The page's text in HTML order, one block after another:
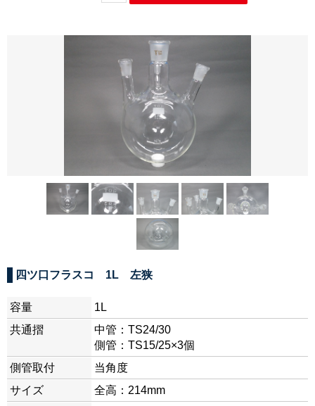
四ツ口フラスコ 1L 左狭
容量
1L
共通摺
中管：TS24/30
側管：TS15/25×3個
側管取付
当角度
サイズ
全高：214mm